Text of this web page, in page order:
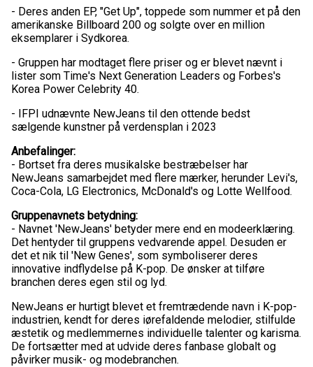
- Deres anden EP, "Get Up", toppede som nummer et på den
amerikanske Billboard 200 og solgte over en million
eksemplarer i Sydkorea.
- Gruppen har modtaget flere priser og er blevet nævnt i
lister som Time's Next Generation Leaders og Forbes's
Korea Power Celebrity 40.
- IFPI udnævnte NewJeans til den ottende bedst
sælgende kunstner på verdensplan i 2023
Anbefalinger:
- Bortset fra deres musikalske bestræbelser har
NewJeans samarbejdet med flere mærker, herunder Levi's,
Coca-Cola, LG Electronics, McDonald's og Lotte Wellfood.
Gruppenavnets betydning:
- Navnet 'NewJeans' betyder mere end en modeerklæring.
Det hentyder til gruppens vedvarende appel. Desuden er
det et nik til 'New Genes', som symboliserer deres
innovative indflydelse på K-pop. De ønsker at tilføre
branchen deres egen stil og lyd.
NewJeans er hurtigt blevet et fremtrædende navn i K-pop-
industrien, kendt for deres iørefaldende melodier, stilfulde
æstetik og medlemmernes individuelle talenter og karisma.
De fortsætter med at udvide deres fanbase globalt og
påvirker musik- og modebranchen.